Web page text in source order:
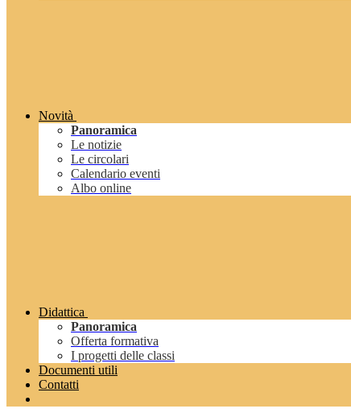
Novità
Panoramica
Le notizie
Le circolari
Calendario eventi
Albo online
Didattica
Panoramica
Offerta formativa
I progetti delle classi
Documenti utili
Contatti